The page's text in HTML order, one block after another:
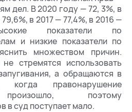
дел. В 2020 году — 72, 3%, в
в 2017 — 77,4%, в 2016 —
показатели по
и низкие показатели по
множеством причин.
стремятся использовать
а обращаются в
когда правонарушение
произошло, поэтому
в суд поступает мало.